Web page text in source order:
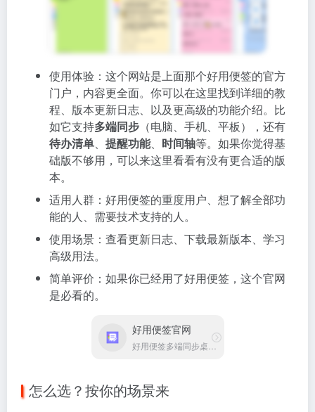
使用体验：这个网站是上面那个好用便签的官方
门户，内容更全面。你可以在这里找到详细的教
程、版本更新日志、以及更高级的功能介绍。比
如它支持多端同步 （电脑、手机、平板），还有
待办清单、 提醒功能、 时间轴等。如果你觉得基
础版不够用，可以来这里看看有没有更合适的版
本。
适用人群：好用便签的重度用户、想了解全部功
能的人、需要技术支持的人。
使用场景：查看更新日志、下载最新版本、学习
高级用法。
简单评价：如果你已经用了好用便签，这个官网
是必看的。
好用便签官网
好用便签多端同步桌面笔记工具
怎么选？按你的场景来